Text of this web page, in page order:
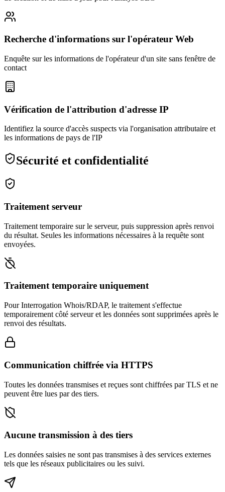
Recherche d'informations sur l'opérateur Web
Enquête sur les informations de l'opérateur d'un site sans fenêtre de
contact
Vérification de l'attribution d'adresse IP
Identifiez la source d'accès suspects via l'organisation attributaire et
les informations de pays de l'IP
Sécurité et confidentialité
Traitement serveur
Traitement temporaire sur le serveur, puis suppression après renvoi
du résultat. Seules les informations nécessaires à la requête sont
envoyées.
Traitement temporaire uniquement
Pour Interrogation Whois/RDAP, le traitement s'effectue
temporairement côté serveur et les données sont supprimées après le
renvoi des résultats.
Communication chiffrée via HTTPS
Toutes les données transmises et reçues sont chiffrées par TLS et ne
peuvent être lues par des tiers.
Aucune transmission à des tiers
Les données saisies ne sont pas transmises à des services externes
tels que les réseaux publicitaires ou les suivi.